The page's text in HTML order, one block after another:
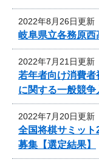
2022年8月26日更新
岐阜県立各務原
2022年7月21日更新
若年者向け消費
に関する一般競争
2022年7月20日更新
全国将棋サミッ
募集【選定結果】